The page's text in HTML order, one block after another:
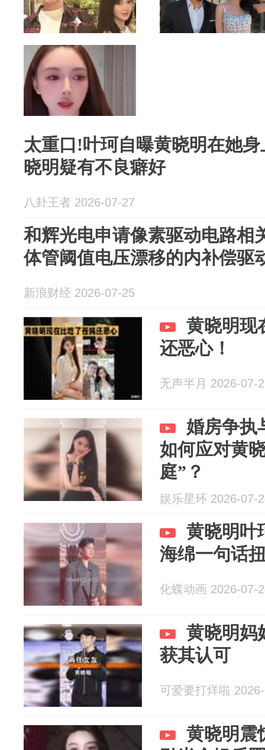
太重口!叶珂自曝黄晓明在她
晓明疑有不良癖好
八卦王者 2026-07-27
和辉光电申请像素驱动电路相
体管阈值电压漂移的内补偿驱
新浪财经 2026-07-25
黄晓明现
还恶心！
无声半月 2026-07-
婚房争执
如何应对黄
庭”？
娱乐星环 2026-07-
黄晓明叶
海绵一句话
化蝶动画 2026-07-
黄晓明妈
获其认可
可爱要打烊啦
黄晓明震